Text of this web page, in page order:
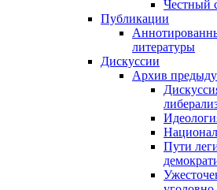
Честный
Публикации
литературы
Дискуссии
Архив
Пути